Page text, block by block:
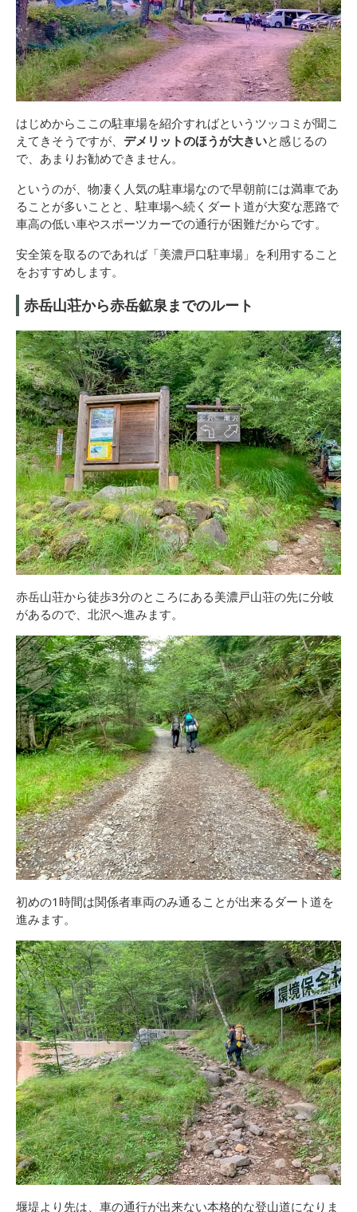
はじめからここの駐車場を紹介すればというツッコミが聞こ
えてきそうですが、 デメリットのほうが大きいと感じるの
で、あまりお勧めできません。
というのが、物凄く人気の駐車場なので早朝前には満車であ
ることが多いことと、駐車場へ続くダート道が大変な悪路で
車高の低い車やスポーツカーでの通行が困難だからです。
安全策を取るのであれば「美濃戸口駐車場」を利用すること
をおすすめします。
赤岳山荘から赤岳鉱泉までのルート
赤岳山荘から徒歩3分のところにある美濃戸山荘の先に分岐
があるので、北沢へ進みます。
初めの1時間は関係者車両のみ通ることが出来るダート道を
進みます。
堰堤より先は、車の通行が出来ない本格的な登山道になりま